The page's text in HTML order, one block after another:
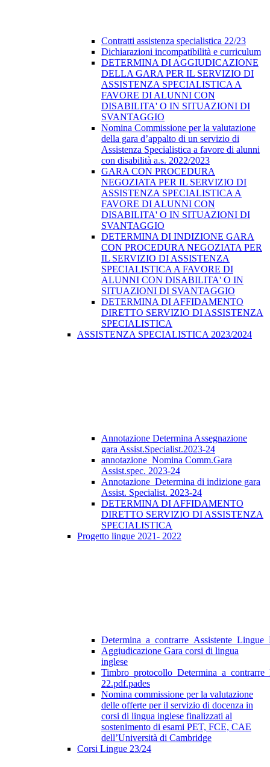
Contratti assistenza specialistica 22/23
Dichiarazioni incompatibilità e curriculum
DETERMINA DI AGGIUDICAZIONE
DELLA GARA PER IL SERVIZIO DI
ASSISTENZA SPECIALISTICA A
FAVORE DI ALUNNI CON
DISABILITA' O IN SITUAZIONI DI
SVANTAGGIO
Nomina Commissione per la valutazione
della gara d’appalto di un servizio di
Assistenza Specialistica a favore di alunni
con disabilità a.s. 2022/2023
GARA CON PROCEDURA
NEGOZIATA PER IL SERVIZIO DI
ASSISTENZA SPECIALISTICA A
FAVORE DI ALUNNI CON
DISABILITA' O IN SITUAZIONI DI
SVANTAGGIO
DETERMINA DI INDIZIONE GARA
CON PROCEDURA NEGOZIATA PER
IL SERVIZIO DI ASSISTENZA
SPECIALISTICA A FAVORE DI
ALUNNI CON DISABILITA' O IN
SITUAZIONI DI SVANTAGGIO
DETERMINA DI AFFIDAMENTO
DIRETTO SERVIZIO DI ASSISTENZA
SPECIALISTICA
ASSISTENZA SPECIALISTICA 2023/2024
Annotazione Determina Assegnazione
gara Assist.Specialist.2023-24
annotazione_Nomina Comm.Gara
Assist.spec. 2023-24
Annotazione_Determina di indizione gara
Assist. Specialist. 2023-24
DETERMINA DI AFFIDAMENTO
DIRETTO SERVIZIO DI ASSISTENZA
SPECIALISTICA
Progetto lingue 2021- 2022
Aggiudicazione Gara corsi di lingua
inglese
22.pdf.pades
Nomina commissione per la valutazione
delle offerte per il servizio di docenza in
corsi di lingua inglese finalizzati al
sostenimento di esami PET, FCE, CAE
dell’Università di Cambridge
Corsi Lingue 23/24